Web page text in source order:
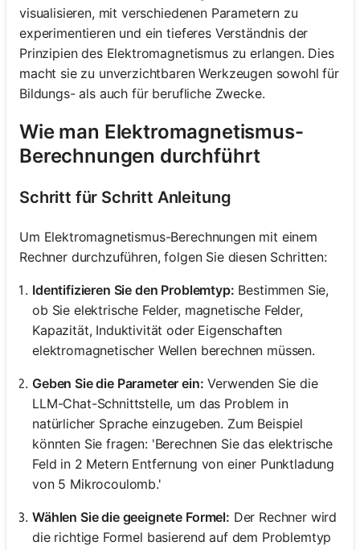
visualisieren, mit verschiedenen Parametern zu
experimentieren und ein tieferes Verständnis der
Prinzipien des Elektromagnetismus zu erlangen. Dies
macht sie zu unverzichtbaren Werkzeugen sowohl für
Bildungs- als auch für berufliche Zwecke.
Wie man Elektromagnetismus-
Berechnungen durchführt
Schritt für Schritt Anleitung
Um Elektromagnetismus-Berechnungen mit einem
Rechner durchzuführen, folgen Sie diesen Schritten:
Identifizieren Sie den Problemtyp: Bestimmen Sie,
ob Sie elektrische Felder, magnetische Felder,
Kapazität, Induktivität oder Eigenschaften
elektromagnetischer Wellen berechnen müssen.
Geben Sie die Parameter ein: Verwenden Sie die
LLM-Chat-Schnittstelle, um das Problem in
natürlicher Sprache einzugeben. Zum Beispiel
könnten Sie fragen: 'Berechnen Sie das elektrische
Feld in 2 Metern Entfernung von einer Punktladung
von 5 Mikrocoulomb.'
Wählen Sie die geeignete Formel: Der Rechner wird
die richtige Formel basierend auf dem Problemtyp